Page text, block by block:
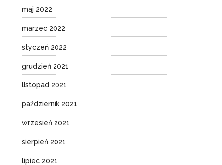
maj 2022
marzec 2022
styczeń 2022
grudzień 2021
listopad 2021
październik 2021
wrzesień 2021
sierpień 2021
lipiec 2021